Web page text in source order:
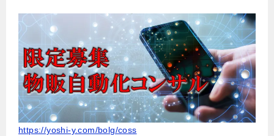
https://yoshi-y.com/bolg/coss